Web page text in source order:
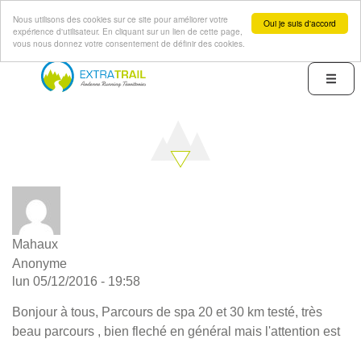
Oui je suis d'accord
Nous utilisons des cookies sur ce site pour améliorer votre
expérience d'utilisateur. En cliquant sur un lien de cette page,
vous nous donnez votre consentement de définir des cookies.
Aller
Menu
Mahaux
Anonyme
lun 05/12/2016 - 19:58
Bonjour à tous, Parcours de spa 20 et 30 km testé, très
beau parcours , bien fleché en général mais l'attention est